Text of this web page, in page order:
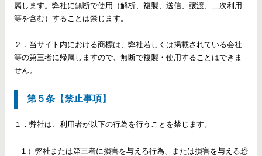
属します。弊社に無断で使用（解析、複製、送信、譲渡、二次利用
等を含む）することは禁じます。
２．当サイト内における商標は、弊社若しくは掲載されている会社
等の第三者に帰属しますので、無断で複製・使用することはできま
せん。
第５条【禁止事項】
１．弊社は、利用者が以下の行為を行うことを禁じます。
１）弊社または第三者に損害を与える行為、または損害を与える恐